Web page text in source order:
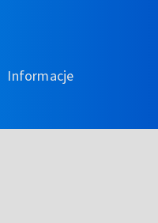
Informacje